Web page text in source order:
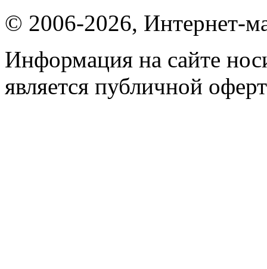
© 2006-2026, Интернет-
Информация на сайте
является публичной